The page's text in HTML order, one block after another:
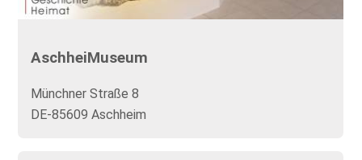
AschheiMuseum
Münchner Straße 8
DE-85609 Aschheim